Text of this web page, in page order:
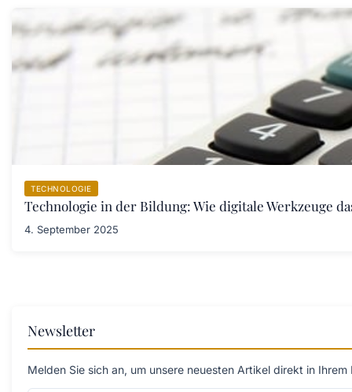
TECHNOLOGIE
Technologie in der Bildung: Wie digitale Werkzeuge
4. September 2025
Newsletter
Melden Sie sich an, um unsere neuesten Artikel direkt in